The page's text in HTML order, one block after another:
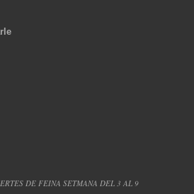
DE FEINA SETMANA DEL 3 AL 9